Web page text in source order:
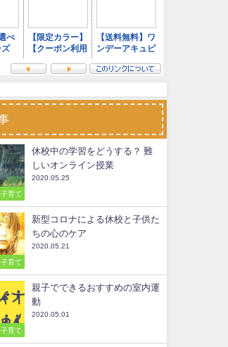
子育て
休校中の学習をどうする？ 難
しいオンライン授業
2020.05.25
子育て
新型コロナによる休校と子供た
ちの心のケア
2020.05.21
子育て
親子でできるおすすめの室内運
動
2020.05.01